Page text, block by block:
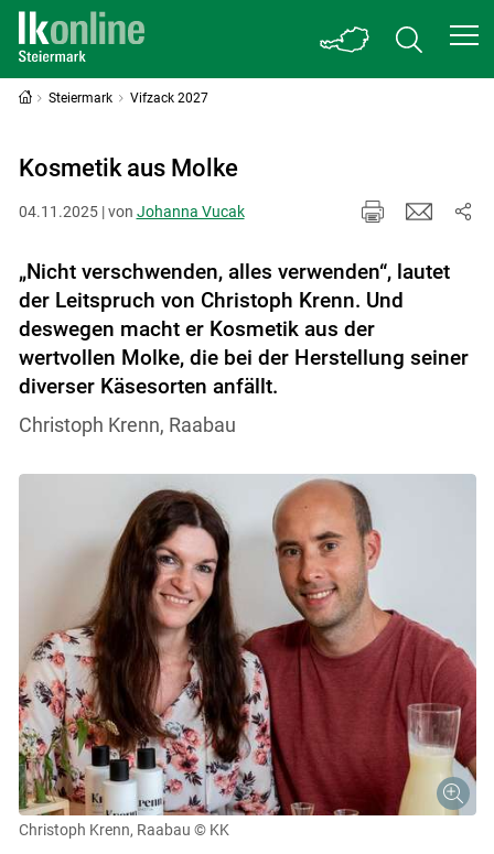
Steiermark Vifzack 2027
Kosmetik aus Molke
04.11.2025 | von Johanna Vucak
„Nicht verschwenden, alles verwenden“, lautet
der Leitspruch von Christoph Krenn. Und
deswegen macht er Kosmetik aus der
wertvollen Molke, die bei der Herstellung seiner
diverser Käsesorten anfällt.
Christoph Krenn, Raabau
Christoph Krenn, Raabau © KK